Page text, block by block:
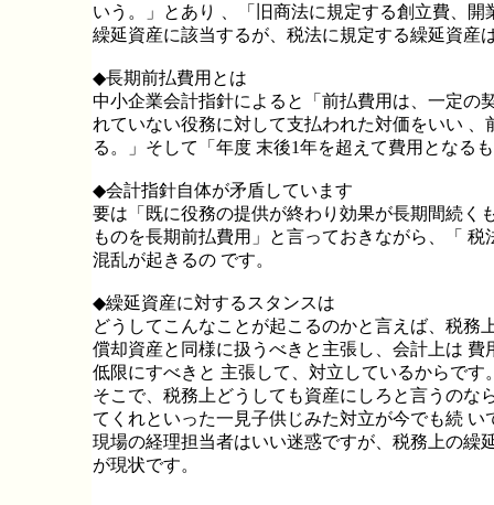
いう。」とあり 、「旧商法に規定する創立費、
繰延資産に該当するが、税法に規定する繰延資産
◆長期前払費用とは
中小企業会計指針によると「前払費用は、一定の
れていない役務に対して支払われた対価をいい
る。」そして「年度 末後1年を超えて費用となる
◆会計指針自体が矛盾しています
要は「既に役務の提供が終わり効果が長期間続く
ものを長期前払費用」と言っておきながら、「
混乱が起きるの です。
◆繰延資産に対するスタンスは
どうしてこんなことが起こるのかと言えば、税
償却資産と同様に扱うべきと主張し、会計上は
低限にすべきと 主張して、対立しているからです
そこで、税務上どうしても資産にしろと言うのな
てくれといった一見子供じみた対立が今でも続 い
現場の経理担当者はいい迷惑ですが、税務上の繰
が現状です。